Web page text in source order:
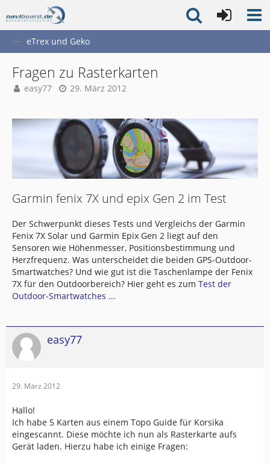
eTrex und Geko
Fragen zu Rasterkarten
easy77 29. März 2012
Garmin fenix 7X und epix Gen 2 im Test
Der Schwerpunkt dieses Tests und Vergleichs der Garmin
Fenix 7X Solar und Garmin Epix Gen 2 liegt auf den
Sensoren wie Höhenmesser, Positionsbestimmung und
Herzfrequenz. Was unterscheidet die beiden GPS-Outdoor-
Smartwatches? Und wie gut ist die Taschenlampe der Fenix
7X für den Outdoorbereich? Hier geht es zum Test der
Outdoor-Smartwatches ...
easy77
29. März 2012
Hallo!
Ich habe 5 Karten aus einem Topo Guide für Korsika
eingescannt. Diese möchte ich nun als Rasterkarte aufs
Gerät laden. Hierzu habe ich einige Fragen: